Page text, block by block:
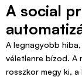
A social
A legnagyobb
véletlenre bízod. A
rosszkor megy ki,